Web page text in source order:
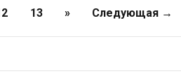
13 » Следующая →